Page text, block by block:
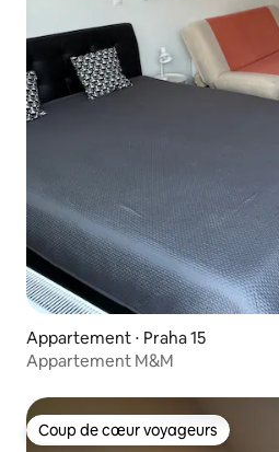
Appartement ⋅ Praha 15
Appartement M&M
Coup de cœur voyageurs
Coup de cœur voyageurs